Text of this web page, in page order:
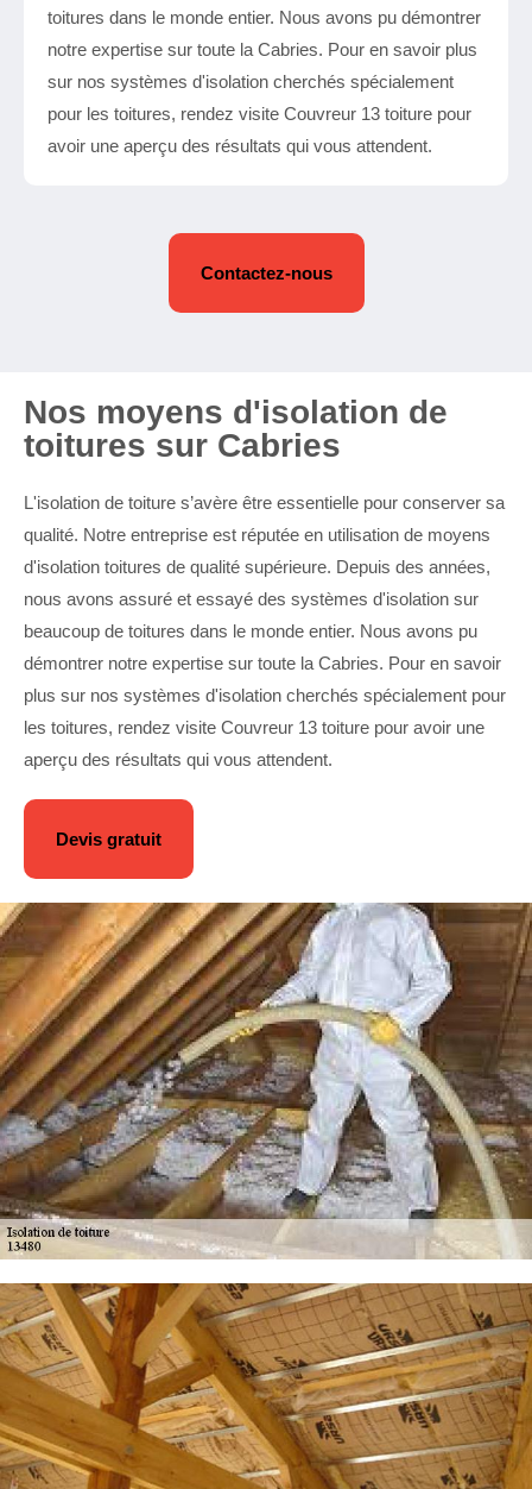
toitures dans le monde entier. Nous avons pu démontrer
notre expertise sur toute la Cabries. Pour en savoir plus
sur nos systèmes d'isolation cherchés spécialement
pour les toitures, rendez visite Couvreur 13 toiture pour
avoir une aperçu des résultats qui vous attendent.
Contactez-nous
Nos moyens d'isolation de
toitures sur Cabries
L'isolation de toiture s’avère être essentielle pour conserver sa
qualité. Notre entreprise est réputée en utilisation de moyens
d'isolation toitures de qualité supérieure. Depuis des années,
nous avons assuré et essayé des systèmes d'isolation sur
beaucoup de toitures dans le monde entier. Nous avons pu
démontrer notre expertise sur toute la Cabries. Pour en savoir
plus sur nos systèmes d'isolation cherchés spécialement pour
les toitures, rendez visite Couvreur 13 toiture pour avoir une
aperçu des résultats qui vous attendent.
Devis gratuit